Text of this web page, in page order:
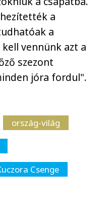
a
a
vennünk azt a
szezont
jóra fordul".
ország-világ
Csenge